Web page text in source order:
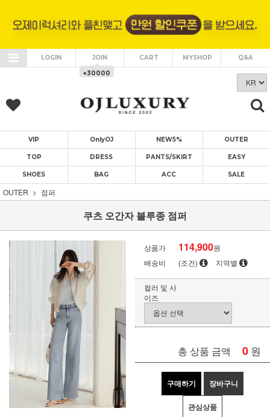
LOGIN JOIN
+30000
CART MYSHOP Q&A
VIP OnlyOJ NEW5% OUTER
TOP DRESS PANTS/SKIRT EASY
SHOES BAG ACC SALE
OUTER 점퍼
쿠츠 오간자 블루종 점퍼
상품가 114,900원
배송비
(조건) 지역별
컬러 및 사
이즈
총 상품 금액 0 원
구매하기 장바구니
관심상품